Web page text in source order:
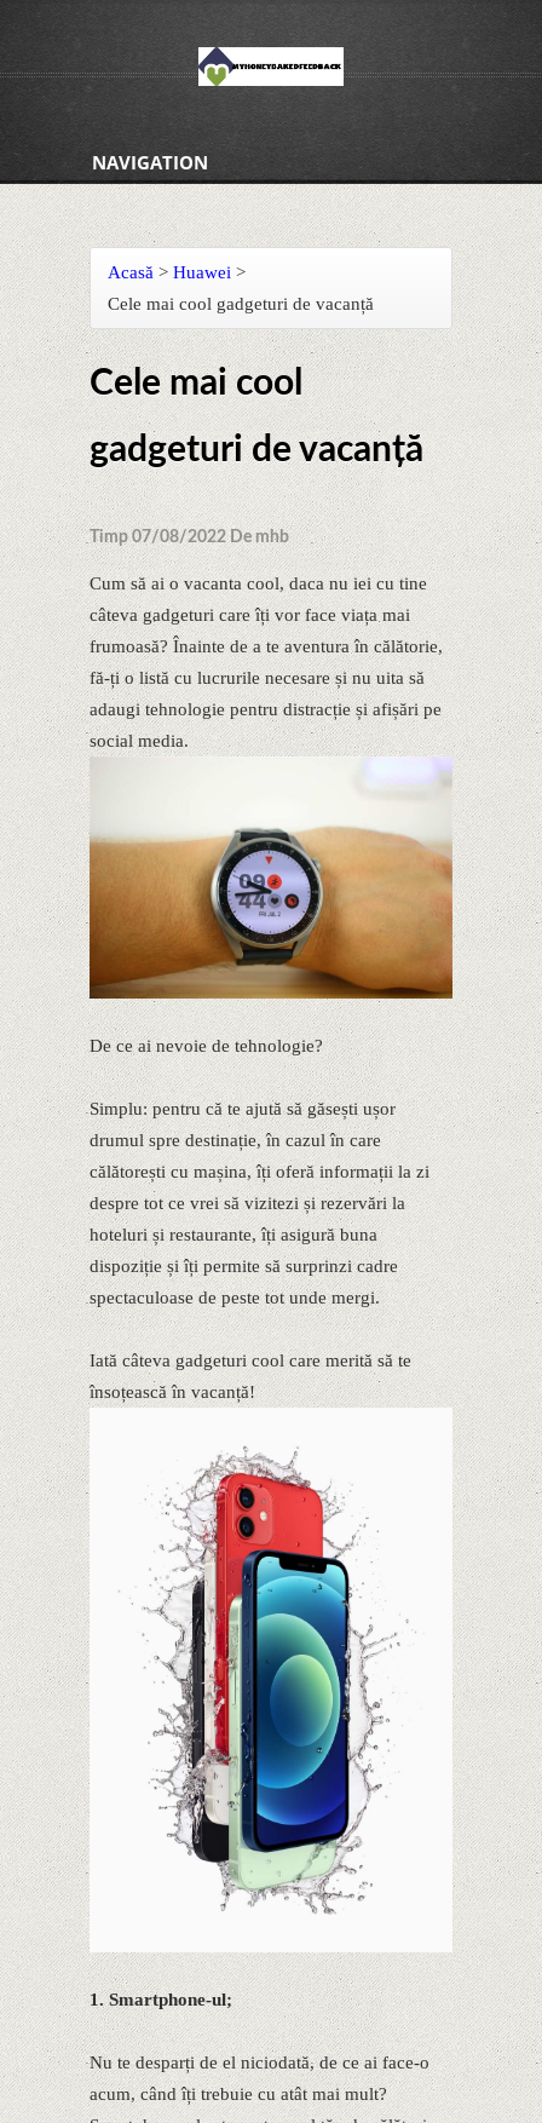
NAVIGATION
Acasă > Huawei >
Cele mai cool gadgeturi de vacanță
Cele mai cool
gadgeturi de vacanță
Timp 07/08/2022 De mhb
Cum să ai o vacanta cool, daca nu iei cu tine
câteva gadgeturi care îți vor face viața mai
frumoasă? Înainte de a te aventura în călătorie,
fă-ți o listă cu lucrurile necesare și nu uita să
adaugi tehnologie pentru distracție și afișări pe
social media.
De ce ai nevoie de tehnologie?
Simplu: pentru că te ajută să găsești ușor
drumul spre destinație, în cazul în care
călătorești cu mașina, îți oferă informații la zi
despre tot ce vrei să vizitezi și rezervări la
hoteluri și restaurante, îți asigură buna
dispoziție și îți permite să surprinzi cadre
spectaculoase de peste tot unde mergi.
Iată câteva gadgeturi cool care merită să te
însoțească în vacanță!
1. Smartphone-ul;
Nu te desparți de el niciodată, de ce ai face-o
acum, când îți trebuie cu atât mai mult?